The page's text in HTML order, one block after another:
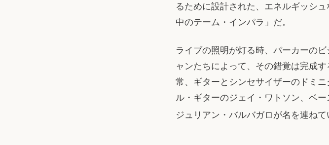
るために設計された、エネルギッシ
中のテーム・インパラ」だ。
ライブの照明が灯る時、パーカーの
ャンたちによって、その錯覚は完成
常、ギターとシンセサイザーのドミ
ル・ギターのジェイ・ワトソン、ベ
ジュリアン・バルバガロが名を連ねて